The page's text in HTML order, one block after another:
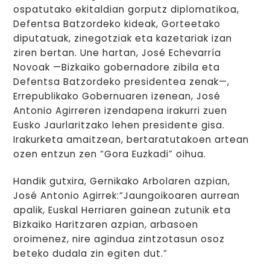
ospatutako ekitaldian gorputz diplomatikoa,
Defentsa Batzordeko kideak, Gorteetako
diputatuak, zinegotziak eta kazetariak izan
ziren bertan. Une hartan, José Echevarría
Novoak —Bizkaiko gobernadore zibila eta
Defentsa Batzordeko presidentea zenak—,
Errepublikako Gobernuaren izenean, José
Antonio Agirreren izendapena irakurri zuen
Eusko Jaurlaritzako lehen presidente gisa.
Irakurketa amaitzean, bertaratutakoen artean
ozen entzun zen “Gora Euzkadi” oihua.
Handik gutxira, Gernikako Arbolaren azpian,
José Antonio Agirrek:“Jaungoikoaren aurrean
apalik, Euskal Herriaren gainean zutunik eta
Bizkaiko Haritzaren azpian, arbasoen
oroimenez, nire agindua zintzotasun osoz
beteko dudala zin egiten dut.”